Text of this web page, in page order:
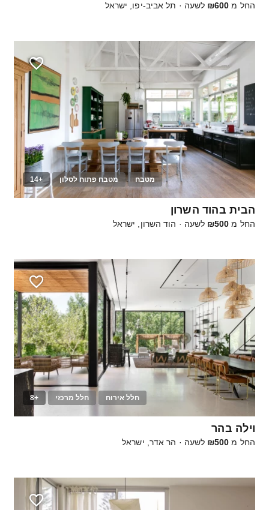
החל מ ₪600 לשעה · תל אביב-יפו, ישראל
מטבח מטבח פתוח לסלון +14
40
הבית בהוד השרון
החל מ ₪500 לשעה · הוד השרון, ישראל
חלל אירוח חלל מרכזי +8
וילה בהר
החל מ ₪500 לשעה · הר אדר, ישראל